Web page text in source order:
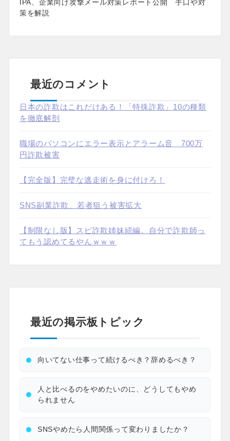
IPA、企業向け攻撃メール対策レポート公開 手口や対
策を解説
最近のコメント
日本の詐欺はこれだけある！「特殊詐欺」10の種類
を徹底解剖
職場のパソコンにエラー表示とアラーム音 700万
円詐欺被害
【完全版】完璧な逃走術を身に付けろ！
SNS副業詐欺、若者狙う被害拡大
【制限なし版】スピ詐欺姉妹続編。自分で詐欺師っ
てもう認めてるやんｗｗｗ
最近の掲示板トピック
向いてない仕事って続けるべき？辞めるべき？
人と比べるのをやめたいのに、どうしてもやめ
られません
SNSやめたら人間関係って変わりましたか？